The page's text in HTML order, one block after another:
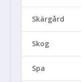
Skärgård
Skog
Spa